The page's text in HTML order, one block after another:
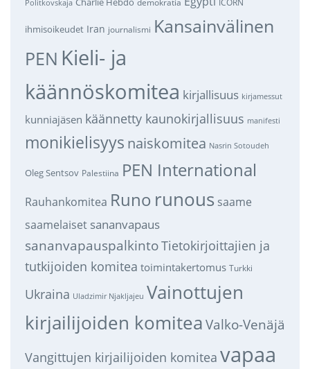
Politkovskaja
ihmisoikeudet Iran journalismi Kansainvälinen
PEN Kieli- ja
käännöskomitea kirjallisuus kirjamessut
kunniajäsen käännetty kaunokirjallisuus manifesti
monikielisyys naiskomitea Nasrin Sotoudeh
Oleg Sentsov Palestiina PEN International
Rauhankomitea Runo runous saame
saamelaiset sananvapaus
sananvapauspalkintoTietokirjoittajien ja
tutkijoiden komitea toimintakertomus Turkki
Ukraina Uladzimir Njakljajeu Vainottujen
kirjailijoiden komitea Valko-Venäjä
Vangittujen kirjailijoiden komitea vapaa